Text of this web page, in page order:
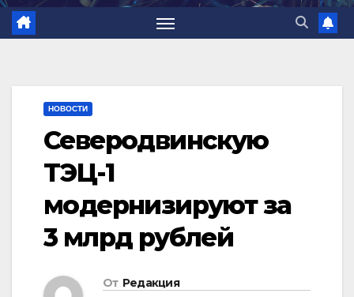
НОВОСТИ
Северодвинскую
ТЭЦ-1
модернизируют за
3 млрд рублей
От Редакция